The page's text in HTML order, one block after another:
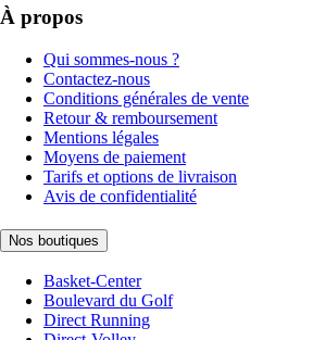
À propos
Qui sommes-nous ?
Contactez-nous
Conditions générales de vente
Retour & remboursement
Mentions légales
Moyens de paiement
Tarifs et options de livraison
Avis de confidentialité
Nos boutiques
Basket-Center
Boulevard du Golf
Direct Running